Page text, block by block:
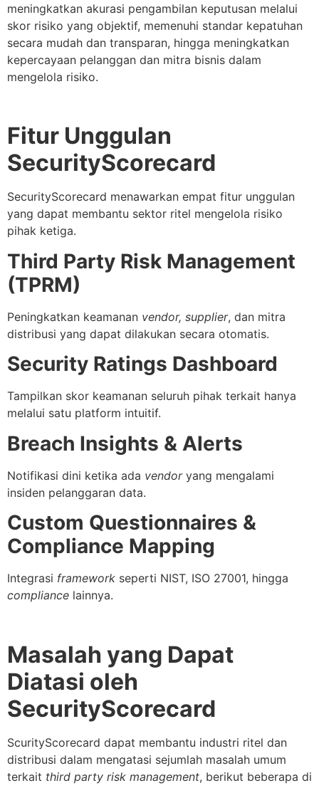
meningkatkan akurasi pengambilan keputusan melalui
skor risiko yang objektif, memenuhi standar kepatuhan
secara mudah dan transparan, hingga meningkatkan
kepercayaan pelanggan dan mitra bisnis dalam
mengelola risiko.
Fitur Unggulan
SecurityScorecard
SecurityScorecard menawarkan empat fitur unggulan
yang dapat membantu sektor ritel mengelola risiko
pihak ketiga.
Third Party Risk Management
(TPRM)
Peningkatkan keamanan vendor, supplier, dan mitra
distribusi yang dapat dilakukan secara otomatis.
Security Ratings Dashboard
Tampilkan skor keamanan seluruh pihak terkait hanya
melalui satu platform intuitif.
Breach Insights & Alerts
Notifikasi dini ketika ada vendor yang mengalami
insiden pelanggaran data.
Custom Questionnaires &
Compliance Mapping
Integrasi framework seperti NIST, ISO 27001, hingga
compliance lainnya.
Masalah yang Dapat
Diatasi oleh
SecurityScorecard
ScurityScorecard dapat membantu industri ritel dan
distribusi dalam mengatasi sejumlah masalah umum
terkait third party risk management, berikut beberapa di